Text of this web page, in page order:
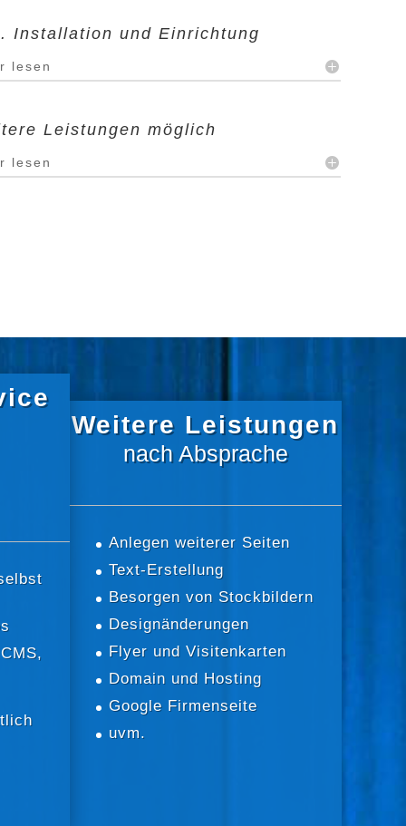
Installation und Einrichtung
lesen
Leistungen möglich
lesen
Weitere Leistungen
nach Absprache
Anlegen weiterer Seiten
Text-Erstellung
Besorgen von Stockbildern
Designänderungen
Flyer und Visitenkarten
Domain und Hosting
Google Firmenseite
uvm.